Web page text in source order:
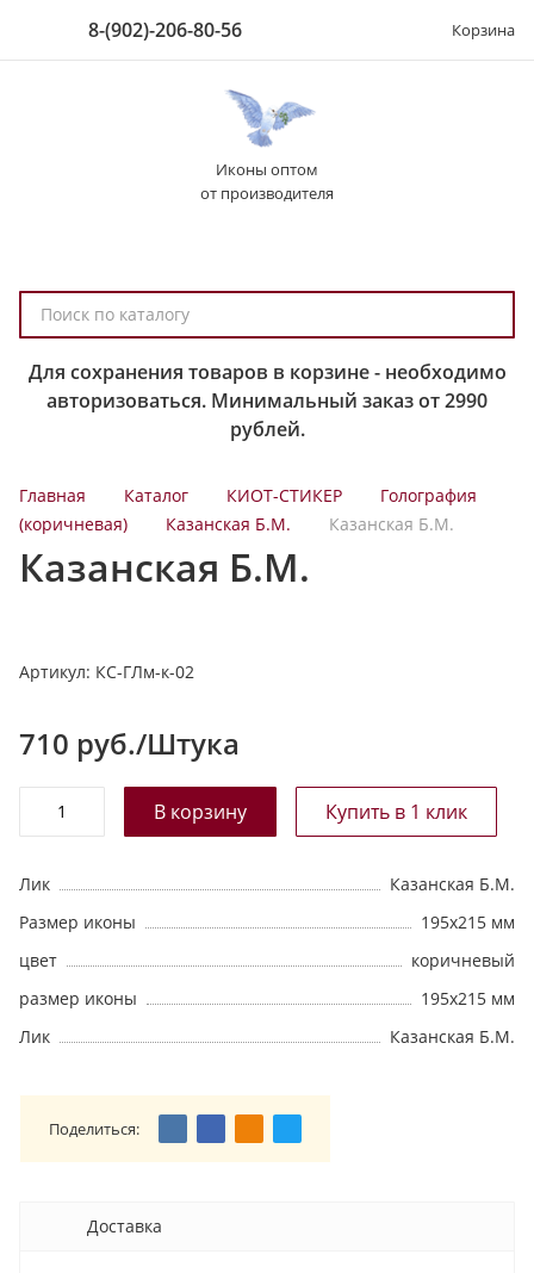
8-(902)-206-80-56 Корзина
Иконы оптом
от производителя
о
к
а
т
а
г
Для сохранения товаров в корзине - необходимо
авторизоваться. Минимальный заказ от 2990
рублей.
Главная Каталог КИОТ-СТИКЕР
Голография
(коричневая)
Казанская Б.М. Казанская Б.М.
Казанская Б.М.
Артикул: КС-ГЛм-к-02
710 руб./Штука
Лик
Казанская Б.М.
Размер иконы
195х215 мм
цвет
коричневый
размер иконы
195х215 мм
Лик
Казанская Б.М.
Поделиться:
Доставка